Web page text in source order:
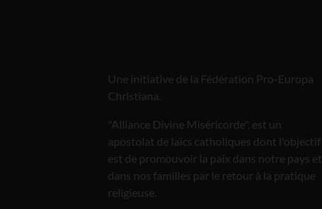
Une initiative de la Fédération Pro-Europa
Christiana.
"Alliance Divine Miséricorde", est un
apostolat de laïcs catholiques dont l'objectif
est de promouvoir la paix dans notre pays et
dans nos familles par le retour à la pratique
religieuse.